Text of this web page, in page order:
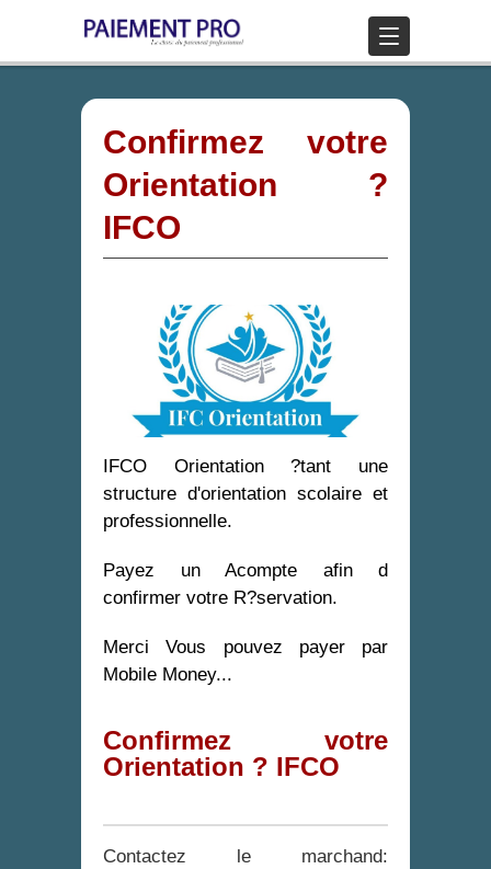
Confirmez votre
Orientation ?
IFCO
IFCO Orientation ?tant une
structure d'orientation scolaire et
professionnelle.
Payez un Acompte afin d
confirmer votre R?servation.
MerciVous pouvez payer par
Mobile Money...
Confirmez votre
Orientation ? IFCO
Contactez le marchand: